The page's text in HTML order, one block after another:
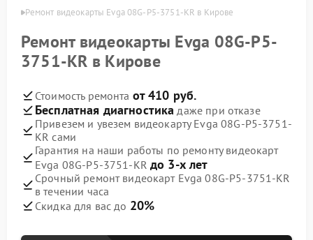
Ремонт видеокарты Evga 08G-P5-3751-KR в Кирове
Ремонт видеокарты Evga 08G-P5-
3751-KR в Кирове
Стоимость ремонта от 410 руб.
Бесплатная диагностика даже при отказе
Привезем и увезем видеокарту Evga 08G-P5-3751-
KR сами
Гарантия на наши работы по ремонту видеокарт
Evga 08G-P5-3751-KR до 3-х лет
Срочный ремонт видеокарт Evga 08G-P5-3751-KR
в течении часа
Скидка для вас до 20%